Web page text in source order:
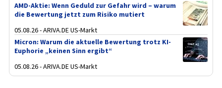
AMD-Aktie: Wenn Geduld zur Gefahr wird – warum
die Bewertung jetzt zum Risiko mutiert
05.08.26 - ARIVA.DE US-Markt
Micron: Warum die aktuelle Bewertung trotz KI-
Euphorie „keinen Sinn ergibt“
05.08.26 - ARIVA.DE US-Markt